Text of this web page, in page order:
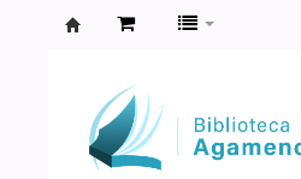
Agamenon
Magalhães